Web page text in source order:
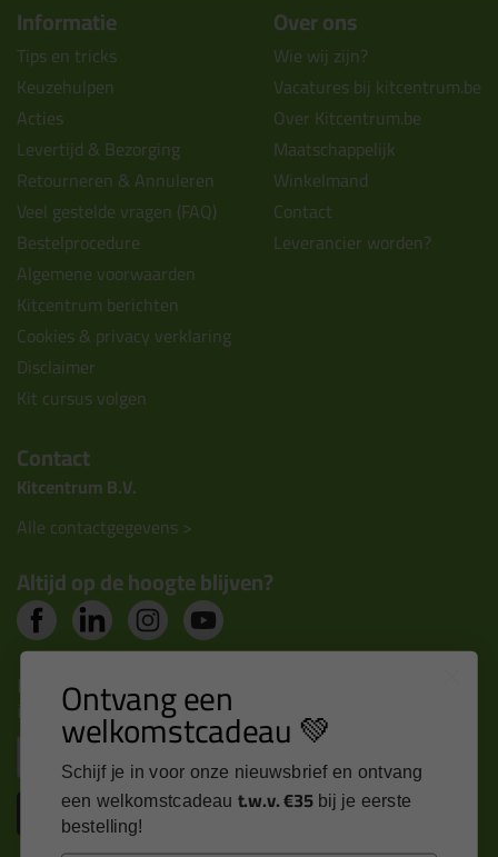
Informatie
Tips en tricks
Keuzehulpen
Acties
Levertijd & Bezorging
Retourneren & Annuleren
Veel gestelde vragen (FAQ)
Bestelprocedure
Algemene voorwaarden
Kitcentrum berichten
Cookies & privacy verklaring
Disclaimer
Kit cursus volgen
Over ons
Wie wij zijn?
Vacatures bij kitcentrum.be
Over Kitcentrum.be
Maatschappelijk
Winkelmand
Contact
Leverancier worden?
Contact
Kitcentrum B.V.
Alle contactgegevens >
Altijd op de hoogte blijven?
Nieuws, tips en exclusieve deals rechtstreeks in je
inbox
Inschrijven
Ontvang een
welkomstcadeau 💚
Schijf je in voor onze nieuwsbrief en ontvang
een welkomstcadeau t.w.v. €35 bij je eerste
bestelling!